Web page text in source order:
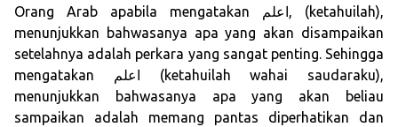
Orang Arab apabila mengatakan اعلم, (ketahuilah),
menunjukkan bahwasanya apa yang akan disampaikan
setelahnya adalah perkara yang sangat penting. Sehingga
mengatakan اعلم (ketahuilah wahai saudaraku),
menunjukkan bahwasanya apa yang akan beliau
sampaikan adalah memang pantas diperhatikan dan